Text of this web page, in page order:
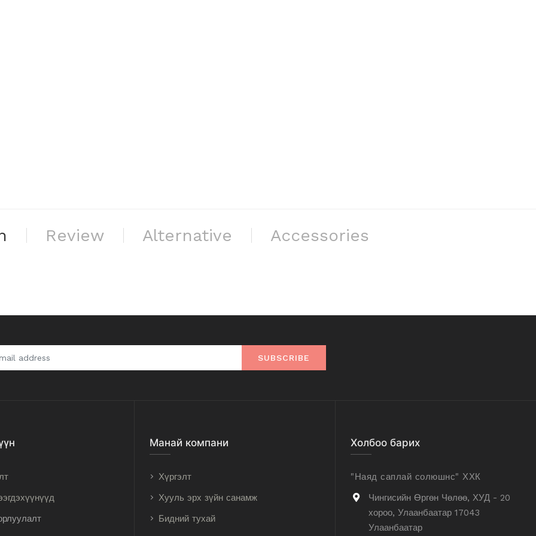
Review Alternative Accessories
SUBSCRIBE
Манай компани
Хүргэлт
Хууль эрх зүйн санамж
Бидний тухай
Холбоо барих
"Наяд саплай солюшнс" ХХК
Чингисийн Өргөн Чөлөө, ХУД - 20
хороо, Улаанбаатар 17043
Улаанбаатар